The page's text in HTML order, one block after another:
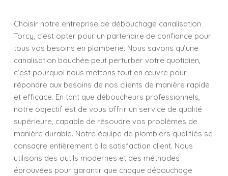
Choisir notre entreprise de débouchage canalisation
Torcy, c'est opter pour un partenaire de confiance pour
tous vos besoins en plomberie. Nous savons qu’une
canalisation bouchée peut perturber votre quotidien,
c’est pourquoi nous mettons tout en œuvre pour
répondre aux besoins de nos clients de manière rapide
et efficace. En tant que déboucheurs professionnels,
notre objectif est de vous offrir un service de qualité
supérieure, capable de résoudre vos problèmes de
manière durable. Notre équipe de plombiers qualifiés se
consacre entièrement à la satisfaction client. Nous
utilisons des outils modernes et des méthodes
éprouvées pour garantir que chaque débouchage